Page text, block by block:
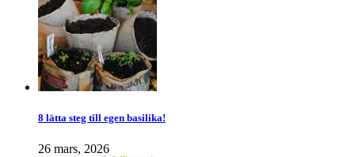
8 lätta steg till egen basilika!
26 mars, 2026